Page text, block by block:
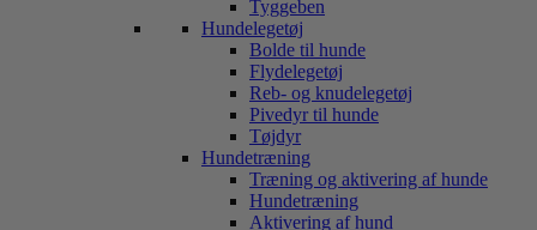
Tyggeben
Hundelegetøj
Bolde til hunde
Flydelegetøj
Reb- og knudelegetøj
Pivedyr til hunde
Tøjdyr
Hundetræning
Træning og aktivering af hunde
Hundetræning
Aktivering af hund